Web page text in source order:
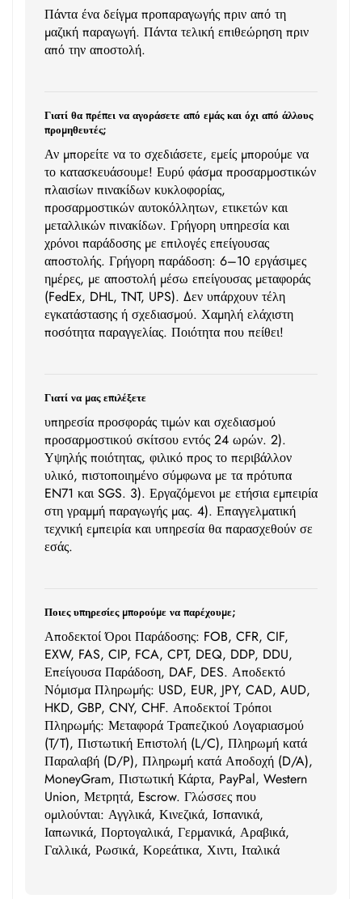
Πάντα ένα δείγμα προπαραγωγής πριν από τη
μαζική παραγωγή. Πάντα τελική επιθεώρηση πριν
από την αποστολή.
Γιατί θα πρέπει να αγοράσετε από εμάς και όχι από άλλους
προμηθευτές;
Αν μπορείτε να το σχεδιάσετε, εμείς μπορούμε να
το κατασκευάσουμε! Ευρύ φάσμα προσαρμοστικών
πλαισίων πινακίδων κυκλοφορίας,
προσαρμοστικών αυτοκόλλητων, ετικετών και
μεταλλικών πινακίδων. Γρήγορη υπηρεσία και
χρόνοι παράδοσης με επιλογές επείγουσας
αποστολής. Γρήγορη παράδοση: 6–10 εργάσιμες
ημέρες, με αποστολή μέσω επείγουσας μεταφοράς
(FedEx, DHL, TNT, UPS). Δεν υπάρχουν τέλη
εγκατάστασης ή σχεδιασμού. Χαμηλή ελάχιστη
ποσότητα παραγγελίας. Ποιότητα που πείθει!
Γιατί να μας επιλέξετε
υπηρεσία προσφοράς τιμών και σχεδιασμού
προσαρμοστικού σκίτσου εντός 24 ωρών. 2).
Υψηλής ποιότητας, φιλικό προς το περιβάλλον
υλικό, πιστοποιημένο σύμφωνα με τα πρότυπα
EN71 και SGS. 3). Εργαζόμενοι με ετήσια εμπειρία
στη γραμμή παραγωγής μας. 4). Επαγγελματική
τεχνική εμπειρία και υπηρεσία θα παρασχεθούν σε
εσάς.
Ποιες υπηρεσίες μπορούμε να παρέχουμε;
Αποδεκτοί Όροι Παράδοσης: FOB, CFR, CIF,
EXW, FAS, CIP, FCA, CPT, DEQ, DDP, DDU,
Επείγουσα Παράδοση, DAF, DES. Αποδεκτό
Νόμισμα Πληρωμής: USD, EUR, JPY, CAD, AUD,
HKD, GBP, CNY, CHF. Αποδεκτοί Τρόποι
Πληρωμής: Μεταφορά Τραπεζικού Λογαριασμού
(T/T), Πιστωτική Επιστολή (L/C), Πληρωμή κατά
Παραλαβή (D/P), Πληρωμή κατά Αποδοχή (D/A),
MoneyGram, Πιστωτική Κάρτα, PayPal, Western
Union, Μετρητά, Escrow. Γλώσσες που
ομιλούνται: Αγγλικά, Κινεζικά, Ισπανικά,
Ιαπωνικά, Πορτογαλικά, Γερμανικά, Αραβικά,
Γαλλικά, Ρωσικά, Κορεάτικα, Χιντι, Ιταλικά